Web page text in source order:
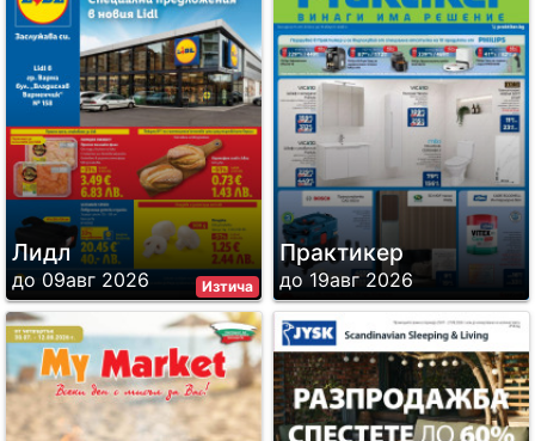
Изтича
Лидл
до 09авг 2026
Практикер
до 19авг 2026